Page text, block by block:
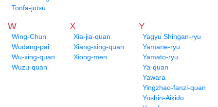
Tonfa-jutsu
W
Wing-Chun
Wudang-pai
Wu-xing-quan
Wuzu-quan
X
Xia-jia-quan
Xiang-xing-quan
Xiong-men
Y
Yagyu Shingan-ryu
Yamane-ryu
Yamato-ryu
Ya-quan
Yawara
Yingzhao-fanzi-quan
Yoshin-Aikido